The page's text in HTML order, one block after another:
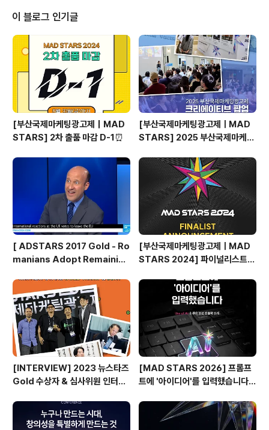
원✅ 일반인 부문은 누구나 무료로 출품 가능!👉🏻 https://
bit.ly/3x4rjlZ - 📅 Only 15 Days Left Until the 1st
Deadline – 9 May (KST)! What brilli..
이 블로그 인기글
[부산국제마케팅광고제｜MAD
STARS] 2차 출품 마감 D-1⏰
[부산국제마케팅광고제ㅣMAD
STARS] 2025 부산국제마케팅
기
[ ADSTARS 2017 Gold - Ro
manians Adopt Remainian
[부산국제마케팅광고제ㅣMAD
STARS 2024] 파이널리스트
[INTERVIEW] 2023 뉴스타즈
Gold 수상자 & 심사위원 인터뷰
[MAD STARS 2026] 프롬프
트에 '아이디어'를 입력했습니다